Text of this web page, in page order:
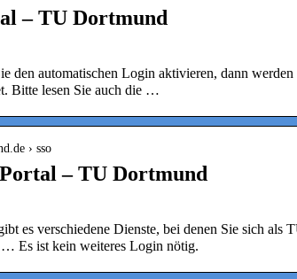
– TU Dortmund
den automatischen Login aktivieren, dann
Bitte lesen Sie auch die …
› sso
– TU Dortmund
es verschiedene Dienste, bei denen Sie sich als
Es ist kein weiteres Login nötig.